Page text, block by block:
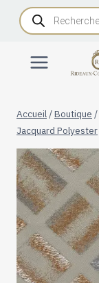
AllerRecherche
de
produits
Accueil /Boutique /
Jacquard Polyester